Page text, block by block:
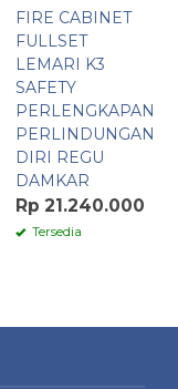
FIRE CABINET
FULLSET
LEMARI K3
SAFETY
PERLENGKAPAN
PERLINDUNGAN
DIRI REGU
DAMKAR
Rp 21.240.000
Tersedia